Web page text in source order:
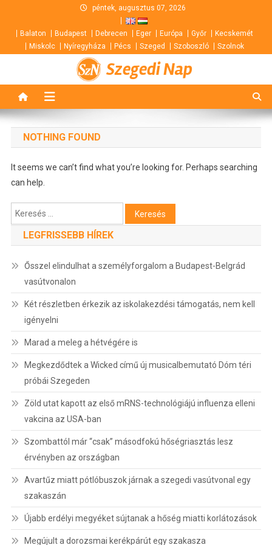
content
péntek, augusztus 07, 2026
Balaton Budapest Debrecen Eger Európa Győr
Kecskemét
Miskolc
Nyíregyháza Pécs Szeged Szoboszló Szolnok
Szegedi Nap
NOTHING FOUND
It seems we can’t find what you’re looking for. Perhaps searching
can help.
Keresés:
LEGFRISSEBB HÍREK
Ősszel elindulhat a személyforgalom a Budapest-Belgrád
vasútvonalon
Két részletben érkezik az iskolakezdési támogatás, nem kell
igényelni
Marad a meleg a hétvégére is
Megkezdődtek a Wicked című új musicalbemutató Dóm téri
próbái Szegeden
Zöld utat kapott az első mRNS-technológiájú influenza elleni
vakcina az USA-ban
Szombattól már “csak” másodfokú hőségriasztás lesz
érvényben az országban
Avartűz miatt pótlóbuszok járnak a szegedi vasútvonal egy
szakaszán
Újabb erdélyi megyéket sújtanak a hőség miatti korlátozások
Megújult a dorozsmai kerékpárút egy szakasza